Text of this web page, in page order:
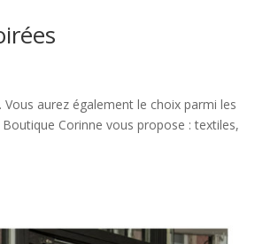
aurez également le choix parmi les
Corinne vous propose : textiles,